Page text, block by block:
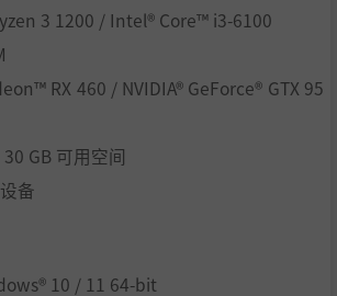
什么顺序打倒七英雄？
各种选择都由玩家定夺。
3 1200 / Intel® Core™ i3-6100
RX 460 / NVIDIA® GeForce® GTX 95
GB 可用空间
备
10 / 11 64-bit